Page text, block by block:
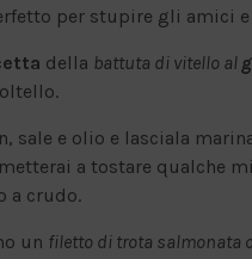
per stupire gli amici
della battuta di vitello al
sale e olio e lasciala
a tostare
a crudo.
un filetto di trota salmonata